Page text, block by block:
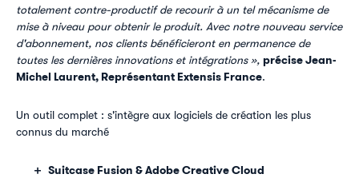
totalement contre-productif de recourir à un tel mécanisme de
mise à niveau pour obtenir le produit. Avec notre nouveau service
d'abonnement, nos clients bénéficieront en permanence de
toutes les dernières innovations et intégrations », précise Jean-
Michel Laurent, Représentant Extensis France.
Un outil complet : s'intègre aux logiciels de création les plus
connus du marché
Suitcase Fusion & Adobe Creative Cloud